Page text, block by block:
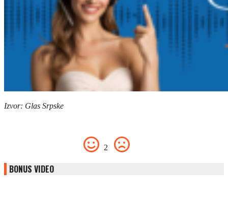
Izvor: Glas Srpske
2
BONUS VIDEO